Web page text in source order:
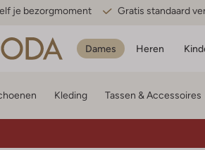
je bezorgmoment Gratis standaard
Dames Heren
Kleding Tassen & Accessoires